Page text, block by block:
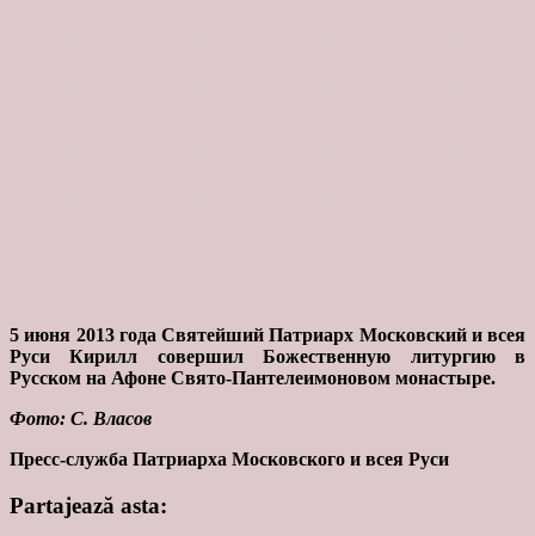
5 июня 2013 года Святейший Патриарх Московский и всея
Руси Кирилл совершил Божественную литургию в
Русском на Афоне Свято-Пантелеимоновом монастыре.
Фото: С. Власов
Пресс-служба Патриарха Московского и всея Руси
Partajează asta: